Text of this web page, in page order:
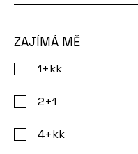
ZAJÍMÁ MĚ
1+kk
2+1
4+kk